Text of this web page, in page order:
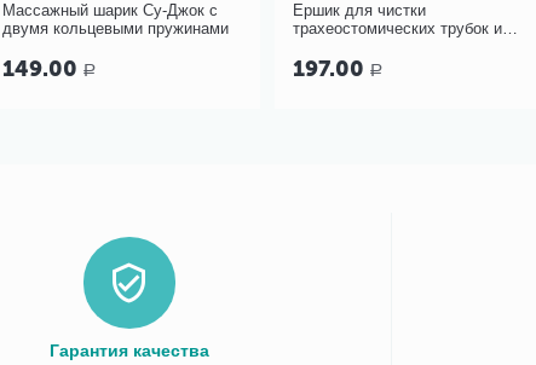
Массажный шарик Су-Джок с
двумя кольцевыми пружинами
149.00 Р
Ершик для чистки
трахеостомических трубок и
197.00 Р
Гарантия качества